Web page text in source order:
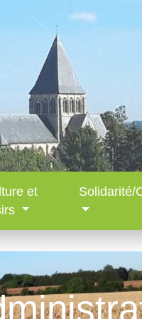
et
Solidarité/